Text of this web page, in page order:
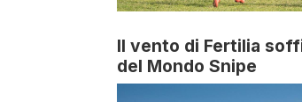
Il vento di Fertilia
del Mondo Snipe